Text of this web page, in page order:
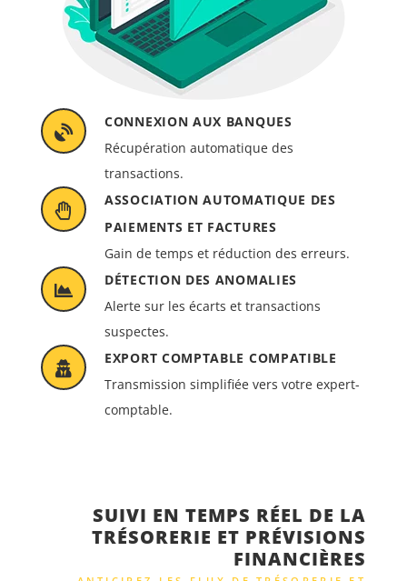
CONNEXION AUX BANQUES
Récupération automatique des
transactions.
ASSOCIATION AUTOMATIQUE DES
PAIEMENTS ET FACTURES
Gain de temps et réduction des erreurs.
DÉTECTION DES ANOMALIES
Alerte sur les écarts et transactions
suspectes.
EXPORT COMPTABLE COMPATIBLE
Transmission simplifiée vers votre expert-
comptable.
SUIVI EN TEMPS RÉEL DE LA
TRÉSORERIE ET PRÉVISIONS
FINANCIÈRES